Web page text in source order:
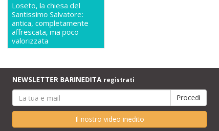
Loseto, la chiesa del
Santissimo Salvatore:
antica, completamente
affrescata, ma poco
valorizzata
NEWSLETTER BARINEDITA registrati
Il nostro video inedito